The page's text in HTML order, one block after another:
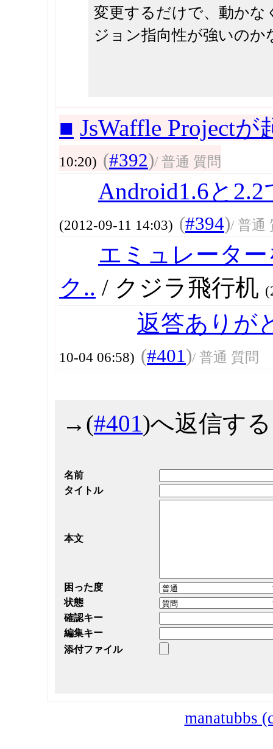
変更するだけで、動か
ジョン指向性が強いのか
■ JsWaffle Project
10:20) (#392)/ 普通 質問
Android1.6と
(2012-09-11 14:03) (#394)/ 普通
エミュレータ
ク.. / クジラ飛行机
返答ありが
10-04 06:58) (#401)/ 普通 質問
→ (#401)へ返信す
名前
タイトル
本文
困った度
状態
確認キー
編集キー
添付ファイル
manatubbs